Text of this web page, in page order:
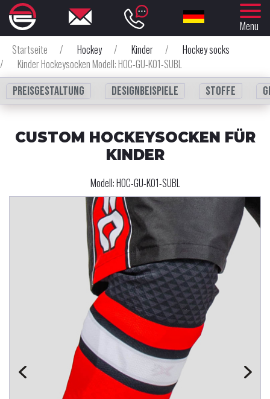
Menu
Startseite
/ Hockey / Kinder /
Hockey socks
/
Kinder Hockeysocken Modell: HOC-GU-K01-SUBL
Preisgestaltung
Designbeispiele Stoffe
CUSTOM HOCKEYSOCKEN FÜR
KINDER
Modell:HOC-GU-K01-SUBL